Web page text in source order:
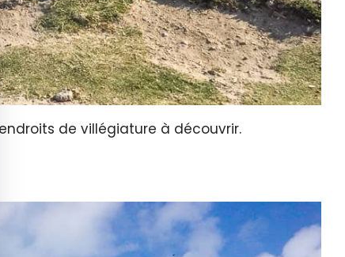
de villégiature à découvrir.